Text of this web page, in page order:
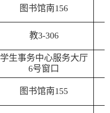
图书馆南156
教3-306
学生事务中心服务大厅
6号窗口
图书馆南155